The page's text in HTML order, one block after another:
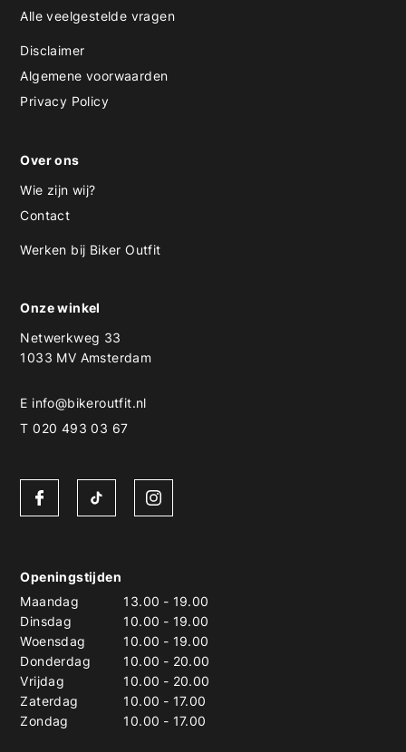
Alle veelgestelde vragen
Disclaimer
Algemene voorwaarden
Privacy Policy
Over ons
Wie zijn wij?
Contact
Werken bij Biker Outfit
Onze winkel
Netwerkweg 33
1033 MV Amsterdam
E info@bikeroutfit.nl
T 020 493 03 67
Openingstijden
Maandag
13.00 - 19.00
Dinsdag
10.00 - 19.00
Woensdag
10.00 - 19.00
Donderdag
10.00 - 20.00
Vrijdag
10.00 - 20.00
Zaterdag
10.00 - 17.00
Zondag
10.00 - 17.00